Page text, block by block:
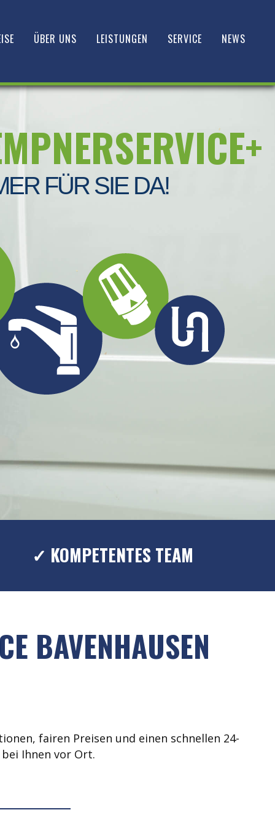
ÜBER UNS LEISTUNGEN SERVICE NEWS
FÜR SIE DA!
✓ KOMPETENTES TEAM
BAVENHAUSEN
fairen Preisen und einen schnellen 24-
Ihnen vor Ort.